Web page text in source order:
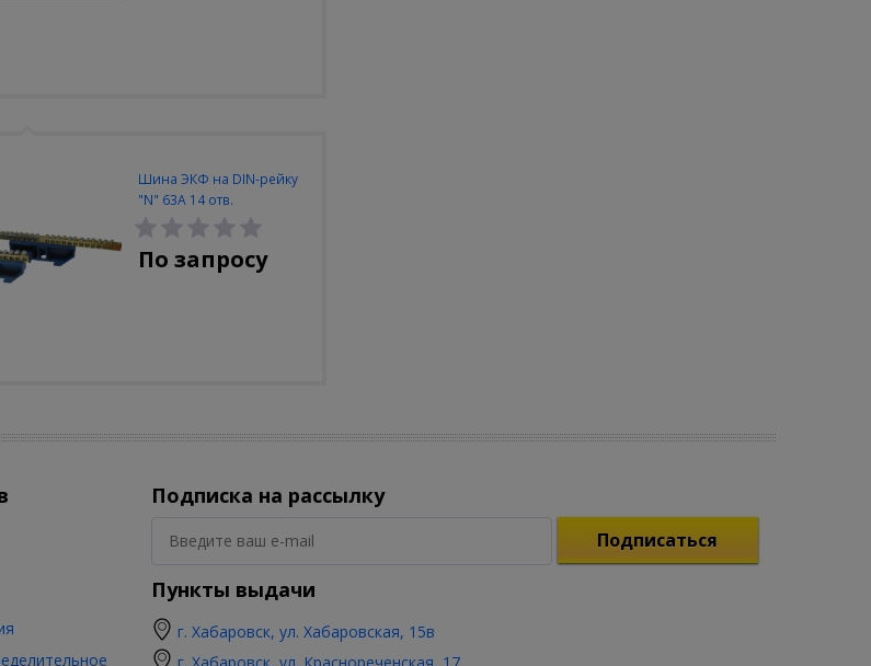
Шина ЭКФ на DIN-рейку
"N" 63А 14 отв.
По запросу
Подписка на рассылку
Подписаться
Пункты выдачи
г. Хабаровск, ул. Хабаровская, 15в
г. Хабаровск, ул. Краснореченская, 17